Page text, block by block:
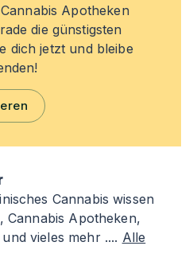
Apotheken
die günstigsten
dich jetzt und bleibe
Cannabis wissen
Cannabis Apotheken,
vieles mehr .... Alle